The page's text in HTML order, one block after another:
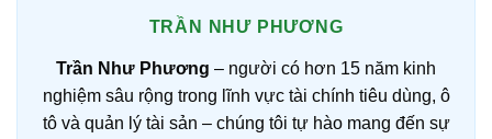
TRẦN NHƯ PHƯƠNG
Trần Như Phương – người có hơn 15 năm kinh
nghiệm sâu rộng trong lĩnh vực tài chính tiêu dùng, ô
tô và quản lý tài sản – chúng tôi tự hào mang đến sự